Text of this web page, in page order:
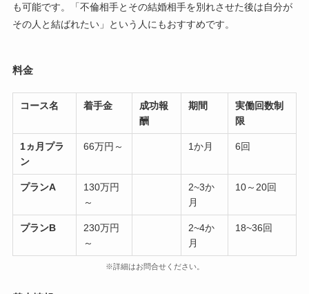
も可能です。「不倫相手とその結婚相手を別れさせた後は自分が
その人と結ばれたい」という人にもおすすめです。
料金
コース名 着手金
成功報
酬
期間
実働回数制
限
1ヵ月プラ
ン
66万円～ 1か月 6回
プランA
130万円
～
2~3か
月
10～20回
プランB
230万円
～
2~4か
月
18~36回
※詳細はお問合せください。